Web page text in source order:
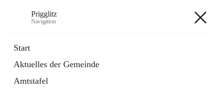
Prigglitz
Navigation
Start
Aktuelles der Gemeinde
Amtstafel
Externe Webseite
in